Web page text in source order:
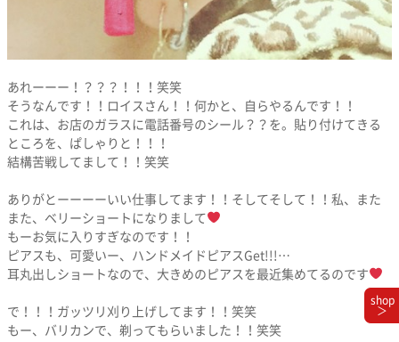
あれーーー！？？？！！！笑笑
そうなんです！！ロイスさん！！何かと、自らやるんです！！
これは、お店のガラスに電話番号のシール？？を。貼り付けてきる
ところを、ぱしゃりと！！！
結構苦戦してまして！！笑笑
ありがとーーーーいい仕事してます！！そしてそして！！私、また
また、ベリーショートになりまして
もーお気に入りすぎなのです！！
ピアスも、可愛いー、ハンドメイドピアスGet!!!…
耳丸出しショートなので、大きめのピアスを最近集めてるのです
で！！！ガッツリ刈り上げしてます！！笑笑
もー、バリカンで、剃ってもらいました！！笑笑
shop
＞